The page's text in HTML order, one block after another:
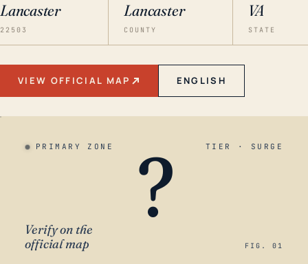
Lancaster
22503
Lancaster
COUNTY
VA
STATE
VIEW OFFICIAL MAP ENGLISH
PRIMARY ZONE TIER · SURGE
?
Verify on the
official map
FIG. 01